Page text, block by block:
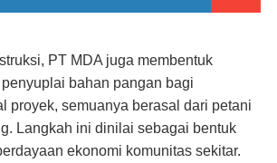
PT MDA juga membentuk
bahan pangan bagi
proyek, semuanya berasal dari petani
Langkah ini dinilai sebagai bentuk
ekonomi komunitas sekitar.